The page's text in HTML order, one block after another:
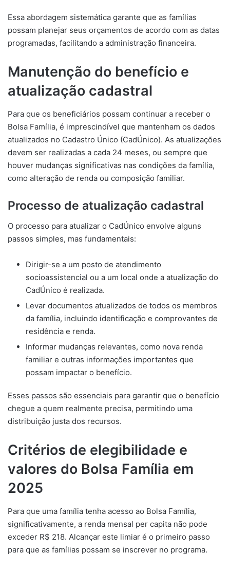
Essa abordagem sistemática garante que as famílias
possam planejar seus orçamentos de acordo com as datas
programadas, facilitando a administração financeira.
Manutenção do benefício e
atualização cadastral
Para que os beneficiários possam continuar a receber o
Bolsa Família, é imprescindível que mantenham os dados
atualizados no Cadastro Único (CadÚnico). As atualizações
devem ser realizadas a cada 24 meses, ou sempre que
houver mudanças significativas nas condições da família,
como alteração de renda ou composição familiar.
Processo de atualização cadastral
O processo para atualizar o CadÚnico envolve alguns
passos simples, mas fundamentais:
Dirigir-se a um posto de atendimento
socioassistencial ou a um local onde a atualização do
CadÚnico é realizada.
Levar documentos atualizados de todos os membros
da família, incluindo identificação e comprovantes de
residência e renda.
Informar mudanças relevantes, como nova renda
familiar e outras informações importantes que
possam impactar o benefício.
Esses passos são essenciais para garantir que o benefício
chegue a quem realmente precisa, permitindo uma
distribuição justa dos recursos.
Critérios de elegibilidade e
valores do Bolsa Família em
2025
Para que uma família tenha acesso ao Bolsa Família,
significativamente, a renda mensal per capita não pode
exceder R$ 218. Alcançar este limiar é o primeiro passo
para que as famílias possam se inscrever no programa.